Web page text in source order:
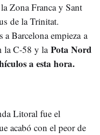
Zona Franca y Sant
de la Trinitat.
a Barcelona empieza a
la C-58 y la Pota Nord
a esta hora.
Litoral fue el
acabó con el peor de